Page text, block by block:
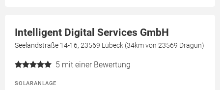
Intelligent Digital Services GmbH
Seelandstraße 14-16, 23569 Lübeck (34km von 23569 Dragun)
5 mit einer Bewertung
SOLARANLAGE